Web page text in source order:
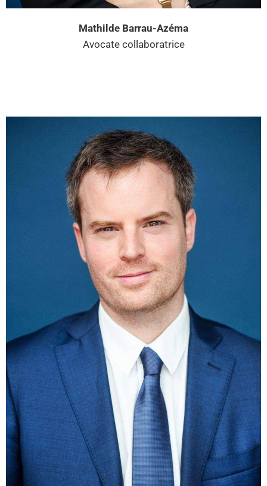
Mathilde Barrau-Azéma
Avocate collaboratrice